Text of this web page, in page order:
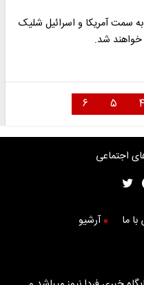
سمت آمریکا و اسرائیل شلیک
خواهند شد.
۴ ۵ ۶
اجتماعی
ما آرشیو